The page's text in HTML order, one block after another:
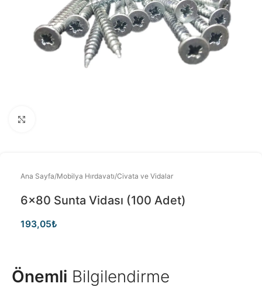
Ana Sayfa/Mobilya Hırdavatı/Civata ve Vidalar
6×80 Sunta Vidası (100 Adet)
193,05₺
Önemli Bilgilendirme